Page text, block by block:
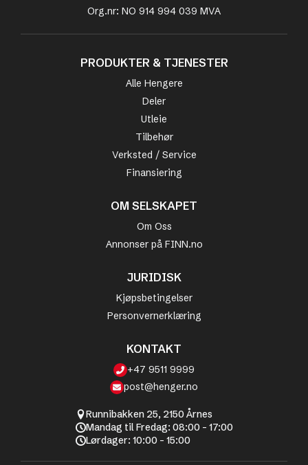
Org.nr: NO 914 994 039 MVA
PRODUKTER & TJENESTER
Alle Hengere
Deler
Utleie
Tilbehør
Verksted / Service
Finansiering
OM SELSKAPET
Om Oss
Annonser på FINN.no
JURIDISK
Kjøpsbetingelser
Personvernerklæring
KONTAKT
+47 9511 9999
post@henger.no
Runnibakken 25, 2150 Årnes
Mandag til Fredag: 08:00 - 17:00
Lørdager: 10:00 - 15:00